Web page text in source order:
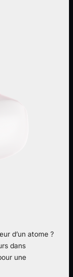
d’un atome ?
dans
une